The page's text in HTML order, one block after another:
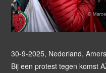
30-9-2025, Nederland,
Bij een protest tegen komst